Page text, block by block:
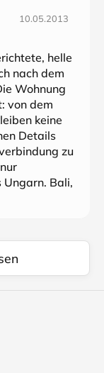
10.05.2013
helle
nach dem
Wohnung
von dem
keine
Details
zu
Ungarn. Bali,